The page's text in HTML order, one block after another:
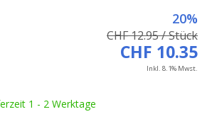
20%
CHF 12.95 / Stück
CHF 10.35
Inkl. 8.1% Mwst.
1 - 2 Werktage